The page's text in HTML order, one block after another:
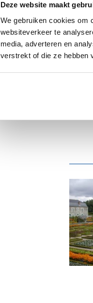
Deze website maakt
We gebruiken cookies om
websiteverkeer te
media, adverteren en
verstrekt of die ze hebben